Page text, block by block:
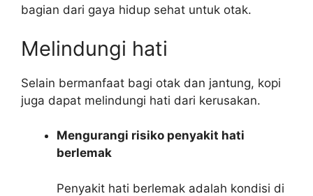
bagian dari gaya hidup sehat untuk otak.
Melindungi hati
Selain bermanfaat bagi otak dan jantung, kopi
juga dapat melindungi hati dari kerusakan.
Mengurangi risiko penyakit hati
berlemak
Penyakit hati berlemak adalah kondisi di